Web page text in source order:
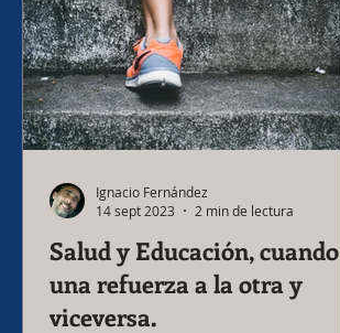
Salud y Educación, cuando
una refuerza a la otra y
viceversa.
Ignacio Fernández
14 sept 2023
2 min de lectura